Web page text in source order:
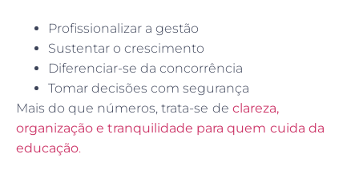
Profissionalizar a gestão
Sustentar o crescimento
Diferenciar-se da concorrência
Tomar decisões com segurança
Mais do que números, trata-se de clareza,
organização e tranquilidade para quem cuida da
educação.